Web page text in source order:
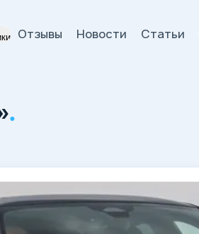
Отзывы Новости Статьи
.